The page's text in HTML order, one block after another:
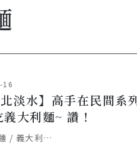
16
北淡水】高手在民間
大利麵~ 讚！
/ 義大利…